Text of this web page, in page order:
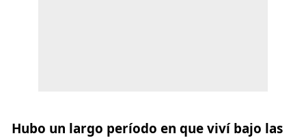
Hubo un largo período en que viví bajo las